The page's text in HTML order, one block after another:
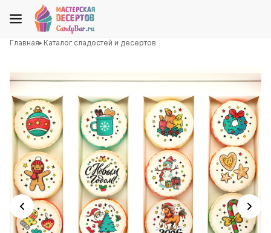
Главная Каталог сладостей и десертов